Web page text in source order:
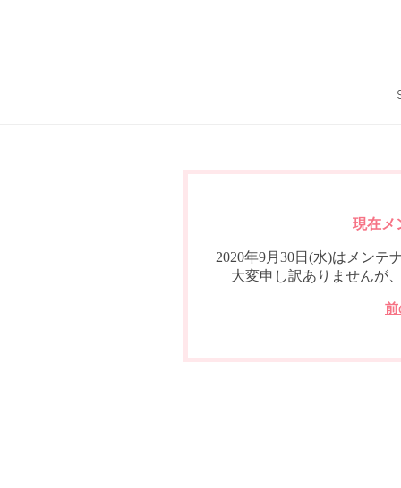
現在メ
2020年9月30日(水)はメンテ
大変申し訳ありませんが
前